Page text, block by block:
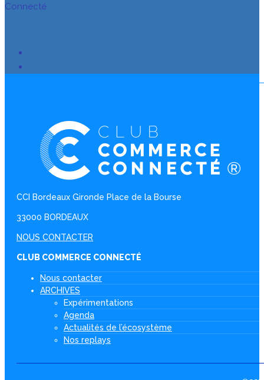
Connecté
CCI Bordeaux Gironde Place de la Bourse
33000 BORDEAUX
NOUS CONTACTER
CLUB COMMERCE CONNECTÉ
Nous contacter
ARCHIVES
Expérimentations
Agenda
Actualités de l’écosystème
Nos replays